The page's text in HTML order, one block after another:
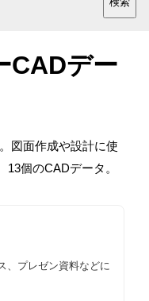
CADデー
図面作成や設計に使
個のCADデータ。
、プレゼン資料などに